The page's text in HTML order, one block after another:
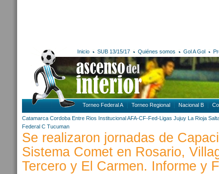
Inicio SUB 13/15/17 Quiénes somos Gol A Gol
Torneo Federal A Torneo Regional Nacional B
Catamarca Cordoba Entre Rios Institucional AFA-CF-Fed-Ligas Jujuy La Rioja
Federal C Tucuman
Se realizaron jornadas de
Sistema Comet en Rosario,
Tercero y El Carmen. Informe y